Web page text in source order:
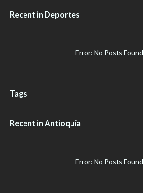
Recent in Deportes
Error: No Posts Found
Tags
Recent in Antioquía
Error: No Posts Found